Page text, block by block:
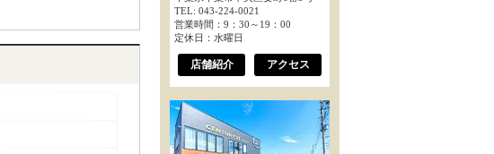
TEL: 043-224-0021
営業時間：9：30～19：00
定休日：水曜日
店舗紹介 アクセス